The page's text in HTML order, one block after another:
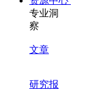
专业洞
察
文章
研究报